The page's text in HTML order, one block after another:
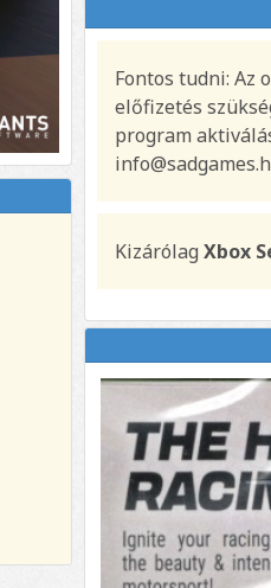
Fontos tudni: Az
előfizetés
program
KizárólagXbox